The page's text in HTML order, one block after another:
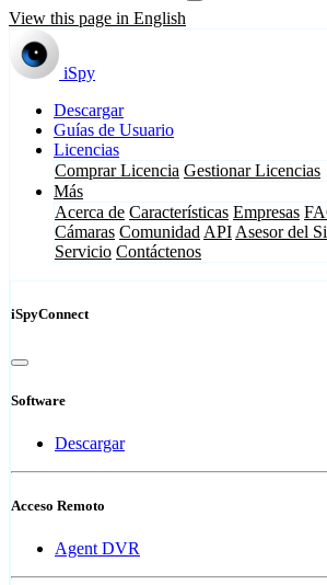
View this page in English
iSpy
Descargar
Guías de Usuario
Licencias
Comprar Licencia Gestionar Licencias
Más
Acerca de Características Empresas
Cámaras Comunidad API Asesor del
Servicio Contáctenos
iSpyConnect
Software
Descargar
Acceso Remoto
Agent DVR